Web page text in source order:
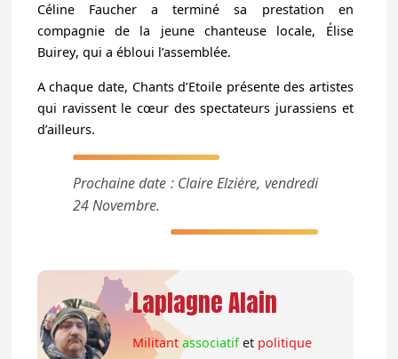
Céline Faucher a terminé sa prestation en
compagnie de la jeune chanteuse locale, Élise
Buirey, qui a ébloui l’assemblée.
A chaque date, Chants d’Etoile présente des artistes
qui ravissent le cœur des spectateurs jurassiens et
d’ailleurs.
Prochaine date : Claire Elziėre, vendredi
24 Novembre.
Laplagne Alain
Militant associatifetpolitique